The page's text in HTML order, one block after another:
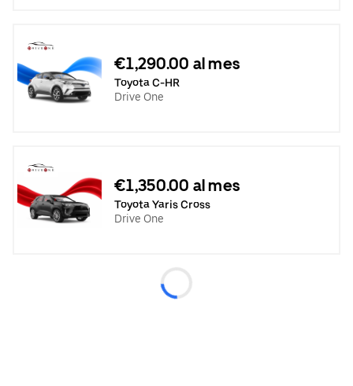
€1,290.00 al mes
Toyota C-HR
Drive One
€1,350.00 al mes
Toyota Yaris Cross
Drive One